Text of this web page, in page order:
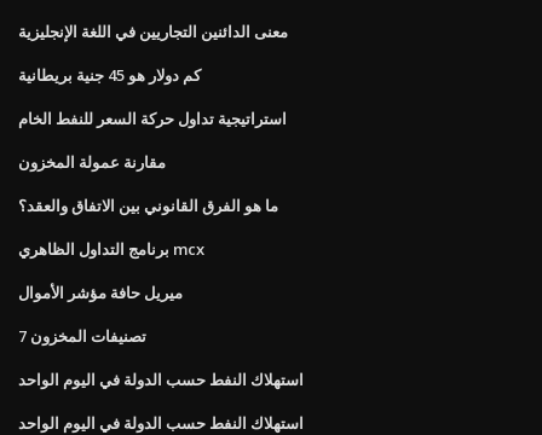
معنى الدائنين التجاريين في اللغة الإنجليزية
كم دولار هو 45 جنية بريطانية
استراتيجية تداول حركة السعر للنفط الخام
مقارنة عمولة المخزون
ما هو الفرق القانوني بين الاتفاق والعقد؟
برنامج التداول الظاهري mcx
ميريل حافة مؤشر الأموال
7 تصنيفات المخزون
استهلاك النفط حسب الدولة في اليوم الواحد
استهلاك النفط حسب الدولة في اليوم الواحد